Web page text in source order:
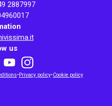
2887997
us
youtubeinstagram
•Privacy policy•Cookie policy